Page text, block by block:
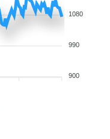
1080
990
900